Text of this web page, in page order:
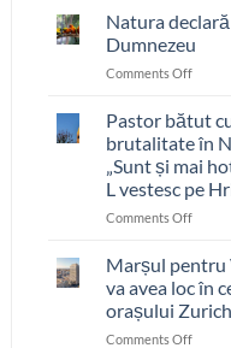
nostru
care
ești
în
Natura
Dumnezeu
Comments Offon
declară
gloria
lui
Pastor bătut
brutalitate în
„Sunt și mai
L vestesc pe
Comments Offon
bătut
cu
în
Nepal:
Marșul pentru
va avea loc în
orașului Zurich
Comments Offon